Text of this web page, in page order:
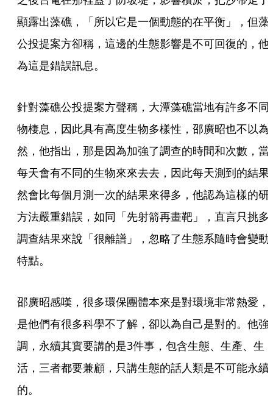
顯露出藻礁，「所以它是一個動態的在平衡」，但藻
公投提案方卻稱，這邊的生態影響是不可回復的，他
為這是錯誤訊息。
針對藻礁公投提案方聲稱，大潭藻礁當地有許多不同
物棲息，因此具有高度生物多樣性，邵廣昭也不以為
然，他指出，那是因為加強了調查的時間和次數，當
每天會有不同的生物來來去去，因此每天測到的結果
然會比每個月測一次的結果來得多，他認為這樣的研
方法嚴重錯誤，如同「先射箭再畫靶」，直言只挑多
調查結果來說「很離譜」，忽略了生態系隨時會變動
特點。
邵廣昭感嘆，很多環保團體本來是對環境非常熱愛，
是他們有很多科學不了解，卻以為自己是對的。他強
調，永續其實要講的是3件事，包含生態、生產、生
活，三者都要兼顧，只講生態的話人類是不可能永續
的。